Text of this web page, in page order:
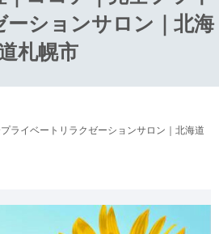
ションサロン｜北海
札幌市
ライベートリラクゼーションサロン｜北海道